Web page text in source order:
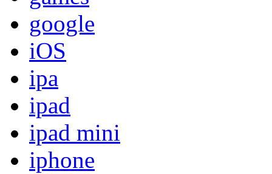
google
iOS
ipa
ipad
ipad mini
iphone